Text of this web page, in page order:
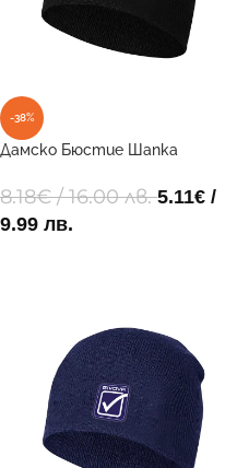
-38%
Дамско Бюстие Шапка
8.18€/ 16.00 лв.5.11€ /
9.99 лв.